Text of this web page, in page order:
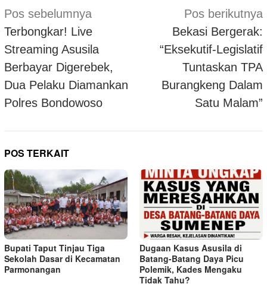
Navigasi
pos
Pos sebelumnya
Terbongkar! Live
Streaming Asusila
Berbayar Digerebek,
Dua Pelaku Diamankan
Polres Bondowoso
Pos berikutnya
Bekasi Bergerak:
“Eksekutif-Legislatif
Tuntaskan TPA
Burangkeng Dalam
Satu Malam”
POS TERKAIT
Bupati Taput Tinjau Tiga
Sekolah Dasar di Kecamatan
Parmonangan
Dugaan Kasus Asusila di
Batang-Batang Daya Picu
Polemik, Kades Mengaku
Tidak Tahu?